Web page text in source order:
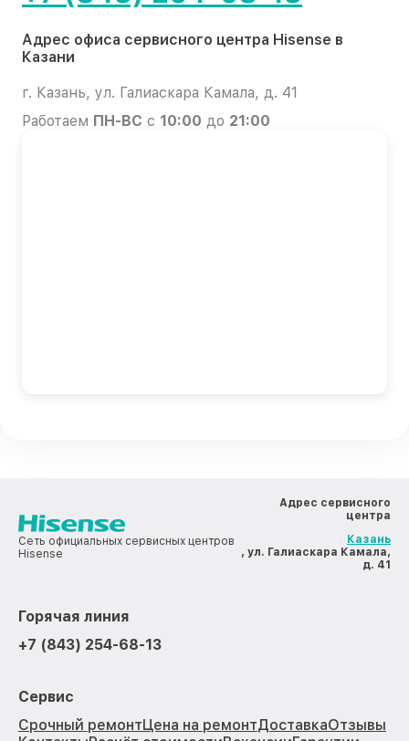
Адрес офиса сервисного центра Hisense в
Казани
г. Казань, ул. Галиаскара Камала, д. 41
Работаем ПН-ВС с 10:00 до 21:00
Сеть официальных сервисных центров
Hisense
Адрес сервисного
центра
Казань
, ул. Галиаскара Камала,
д. 41
Горячая линия
+7 (843) 254-68-13
Сервис
Срочный ремонтЦена на ремонтДоставкаОтзывы